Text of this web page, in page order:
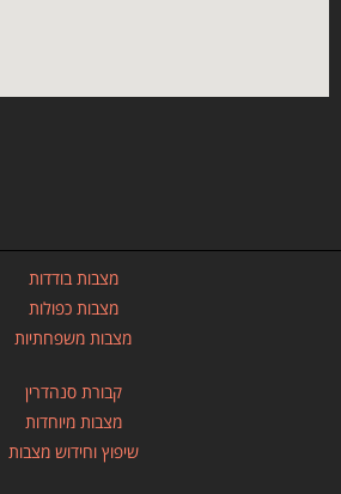
מצבות בודדות
מצבות כפולות
מצבות משפחתיות
קבורת סנהדרין
מצבות מיוחדות
שיפוץ וחידוש מצבות